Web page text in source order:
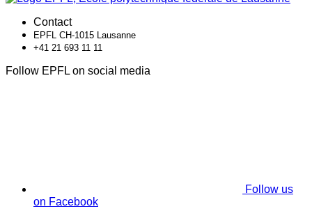
Contact
EPFL CH-1015 Lausanne
+41 21 693 11 11
Follow EPFL on social media
Follow us
on Facebook